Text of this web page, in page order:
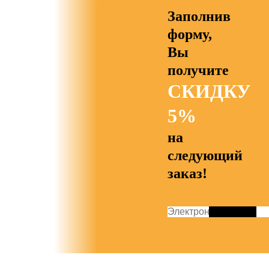
Заполнив
форму,
Вы
получите
СКИДКУ
5%
на
следующий
заказ!